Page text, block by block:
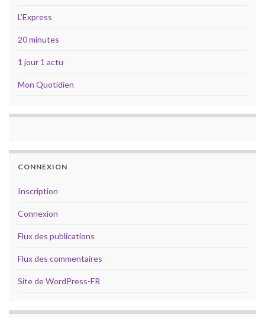
L’Express
20 minutes
1 jour 1 actu
Mon Quotidien
CONNEXION
Inscription
Connexion
Flux des publications
Flux des commentaires
Site de WordPress-FR